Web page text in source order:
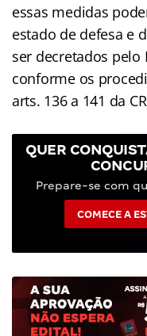
essas medidas
estado de defesa e
ser decretados pelo
conforme os
arts. 136 a 141 da
QUER
Prepare-se com
COMECE A